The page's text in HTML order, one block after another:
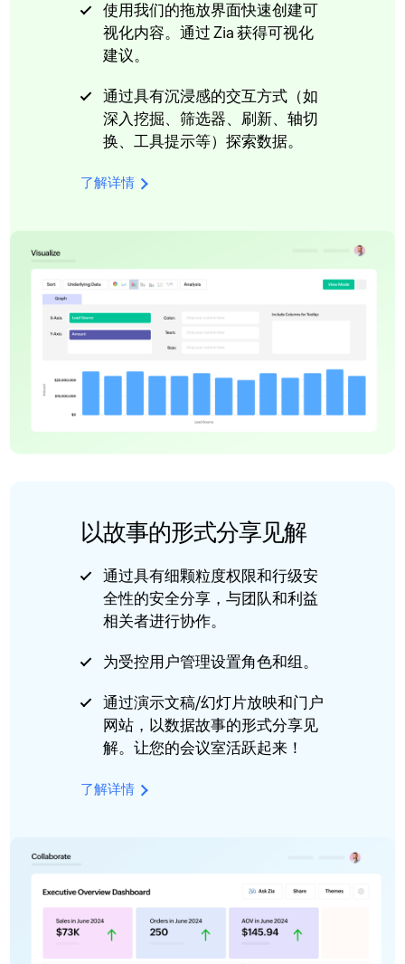
使用我们的拖放界面快速创建可
视化内容。通过 Zia 获得可视化
建议。
通过具有沉浸感的交互方式（如
深入挖掘、筛选器、刷新、轴切
换、工具提示等）探索数据。
了解详情
以故事的形式分享见解
通过具有细颗粒度权限和行级安
全性的安全分享，与团队和利益
相关者进行协作。
为受控用户管理设置角色和组。
通过演示文稿/幻灯片放映和门户
网站，以数据故事的形式分享见
解。让您的会议室活跃起来！
了解详情